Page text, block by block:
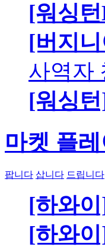
[워싱
[버지
사역자
[워싱
마켓 플
팝니다 삽니다 드립니다
[하와
[하와